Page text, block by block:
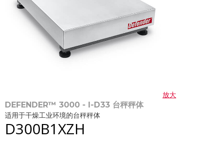
放大
DEFENDER™ 3000 - I-D33 台秤秤体
适用于干燥工业环境的台秤秤体
D300B1XZH